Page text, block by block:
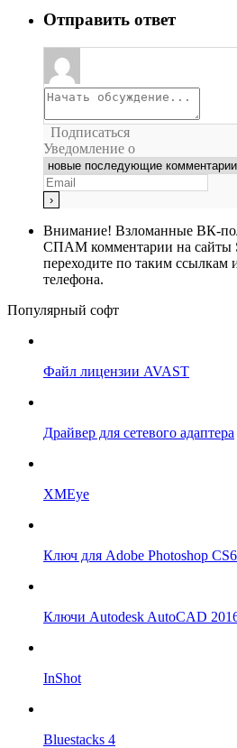
Отправить ответ
Подписаться
Уведомление о
Внимание! Взломанные ВК-
СПАМ комментарии на сайты
переходите по таким ссылкам
телефона.
Популярный софт
Файл лицензии AVAST
Драйвер для сетевого адаптера
XMEye
Ключ для Adobe Photoshop CS6
Ключи Autodesk AutoCAD
InShot
Bluestacks 4